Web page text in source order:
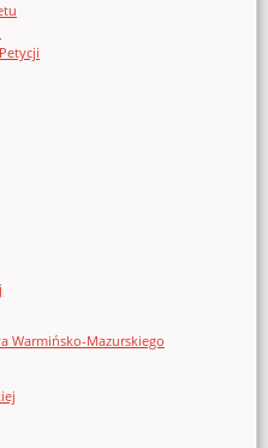
Warmińsko-Mazurskiego